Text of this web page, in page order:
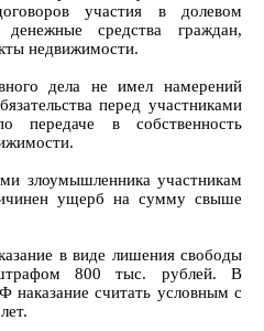
участия в долевом
денежные средства граждан,
недвижимости.
дела не имел намерений
перед участниками
передаче в собственность
злоумышленника участникам
ущерб на сумму свыше
в виде лишения свободы
800 тыс. рублей. В
наказание считать условным с